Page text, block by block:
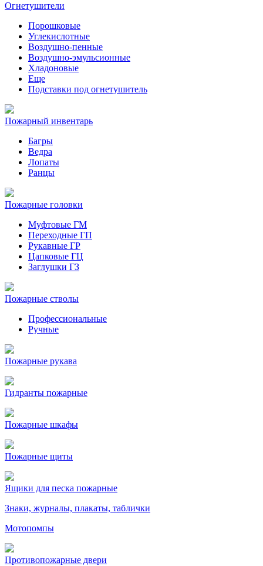
Огнетушители
Порошковые
Углекислотные
Воздушно-пенные
Воздушно-эмульсионные
Хладоновые
Еще
Подставки под огнетушитель
Пожарный инвентарь
Багры
Ведра
Лопаты
Ранцы
Пожарные головки
Муфтовые ГМ
Переходные ГП
Рукавные ГР
Цапковые ГЦ
Заглушки ГЗ
Пожарные стволы
Профессиональные
Ручные
Пожарные рукава
Гидранты пожарные
Пожарные шкафы
Пожарные щиты
Ящики для песка пожарные
Знаки, журналы, плакаты, таблички
Мотопомпы
Противопожарные двери